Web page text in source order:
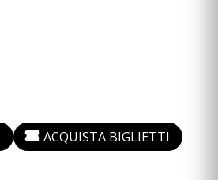
ACQUISTA BIGLIETTI